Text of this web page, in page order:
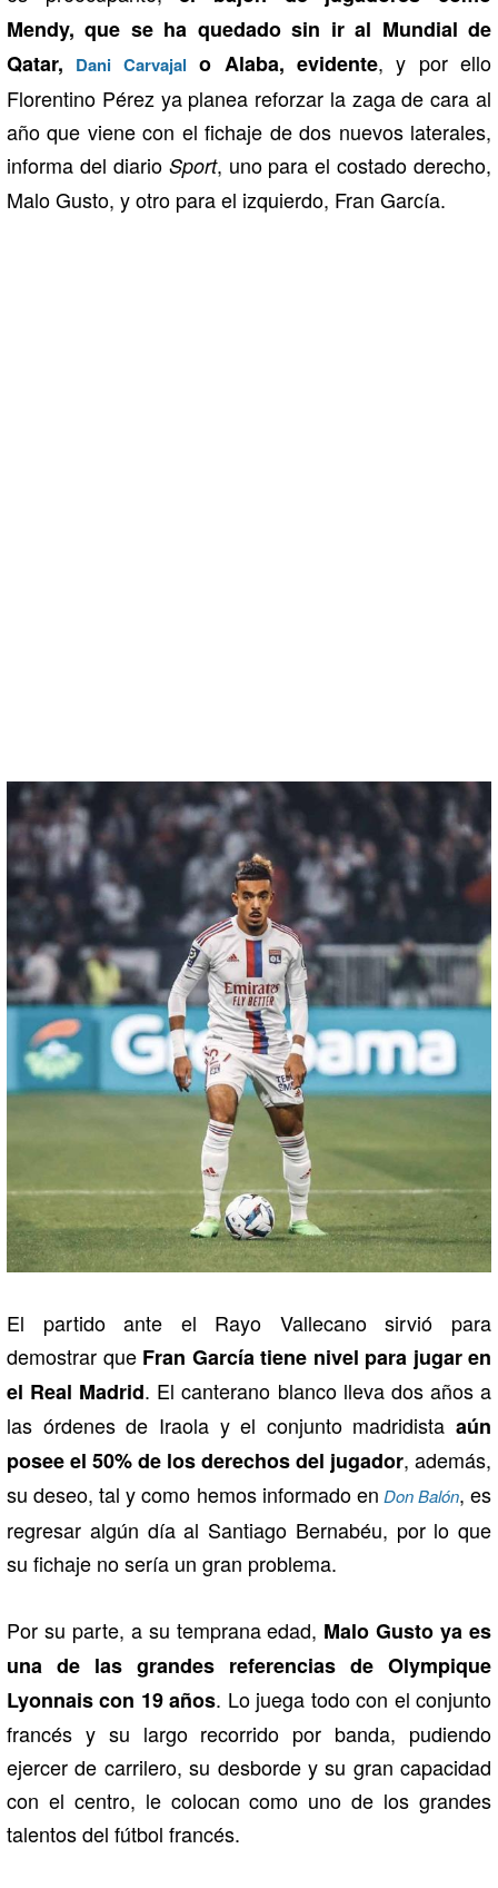
Mendy, que se ha quedado sin ir al Mundial de
Qatar, Dani Carvajal o Alaba, evidente, y por ello
Florentino Pérez ya planea reforzar la zaga de cara al
año que viene con el fichaje de dos nuevos laterales,
informa del diario Sport, uno para el costado derecho,
Malo Gusto, y otro para el izquierdo, Fran García.
El partido ante el Rayo Vallecano sirvió para
demostrar que Fran García tiene nivel para jugar en
el Real Madrid. El canterano blanco lleva dos años a
las órdenes de Iraola y el conjunto madridista aún
posee el 50% de los derechos del jugador, además,
su deseo, tal y como hemos informado en Don Balón, es
regresar algún día al Santiago Bernabéu, por lo que
su fichaje no sería un gran problema.
Por su parte, a su temprana edad, Malo Gusto ya es
una de las grandes referencias de Olympique
Lyonnais con 19 años. Lo juega todo con el conjunto
francés y su largo recorrido por banda, pudiendo
ejercer de carrilero, su desborde y su gran capacidad
con el centro, le colocan como uno de los grandes
talentos del fútbol francés.